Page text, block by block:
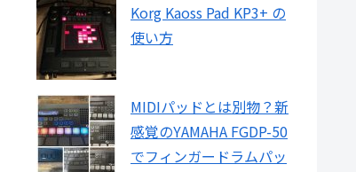
Korg Kaoss Pad KP3+ の
使い方
MIDIパッドとは別物？新
感覚のYAMAHA FGDP-50
でフィンガードラムパッ